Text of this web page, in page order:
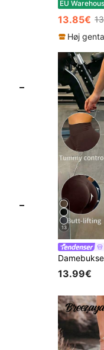
EU
13.85€
Høj
13
13.99€